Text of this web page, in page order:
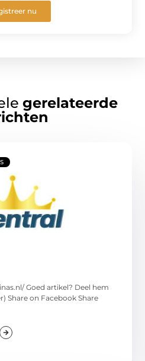
nu
gerelateerde
Goed artikel? Deel hem
Share on Facebook Share